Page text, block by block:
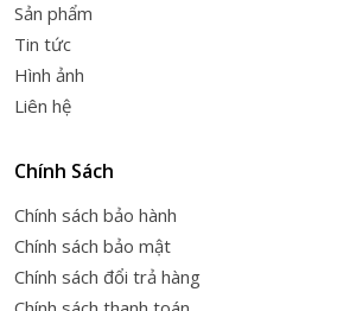
Sản phẩm
Tin tức
Hình ảnh
Liên hệ
Chính Sách
Chính sách bảo hành
Chính sách bảo mật
Chính sách đổi trả hàng